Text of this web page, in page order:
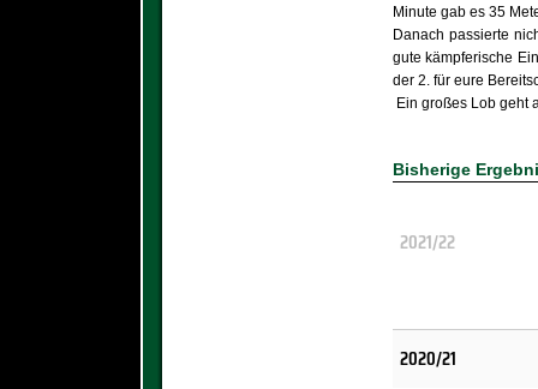
Minute gab es 35
Danach passierte
gute kämpferische
der 2. für eure
Ein großes Lob geht
Bisherige
2021/22
2020/21